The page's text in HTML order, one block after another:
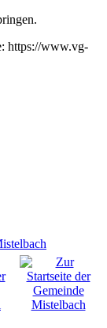
https://www.vg-